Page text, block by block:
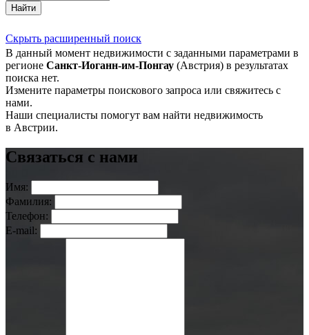
Найти
Скрыть расширенный поиск
В данный момент недвижимости с заданными параметрами в
регионе Санкт-Иоганн-им-Понгау (Австрия) в результатах
поиска нет.
Измените параметры поискового запроса или свяжитесь с
нами.
Наши специалисты помогут вам найти недвижимость
в Австрии.
Связаться с нами
Имя:
Фамилия:
Телефон:
E-mail: